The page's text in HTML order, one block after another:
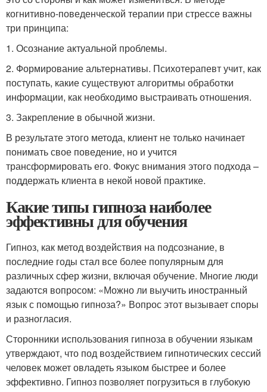
когнитивно-поведенческой терапии при стрессе важны
три принципа:
1. Осознание актуальной проблемы.
2. Формирование альтернативы. Психотерапевт учит, как
поступать, какие существуют алгоритмы обработки
информации, как необходимо выстраивать отношения.
3. Закрепление в обычной жизни.
В результате этого метода, клиент не только начинает
понимать свое поведение, но и учится
трансформировать его. Фокус внимания этого подхода –
поддержать клиента в некой новой практике.
Какие типы гипноза наиболее
эффективны для обучения
Гипноз, как метод воздействия на подсознание, в
последние годы стал все более популярным для
различных сфер жизни, включая обучение. Многие люди
задаются вопросом: «Можно ли выучить иностранный
язык с помощью гипноза?» Вопрос этот вызывает споры
и разногласия.
Сторонники использования гипноза в обучении языкам
утверждают, что под воздействием гипнотических сессий
человек может овладеть языком быстрее и более
эффективно. Гипноз позволяет погрузиться в глубокую